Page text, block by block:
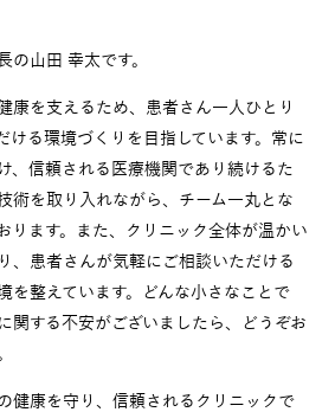
の山田 幸太です。
康を支えるため、患者さん一人ひとり
ける環境づくりを目指しています。常に
、信頼される医療機関であり続けるた
術を取り入れながら、チーム一丸とな
ります。また、クリニック全体が温かい
、患者さんが気軽にご相談いただける
を整えています。どんな小さなことで
関する不安がございましたら、どうぞお
健康を守り、信頼されるクリニックで